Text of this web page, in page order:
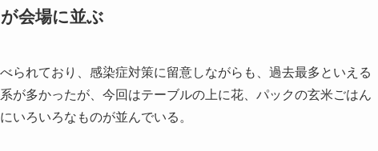
会場に並ぶ
られており、感染症対策に留意しながらも、過去最多といえる
が多かったが、今回はテーブルの上に花、パックの玄米ごはん
いろいろなものが並んでいる。